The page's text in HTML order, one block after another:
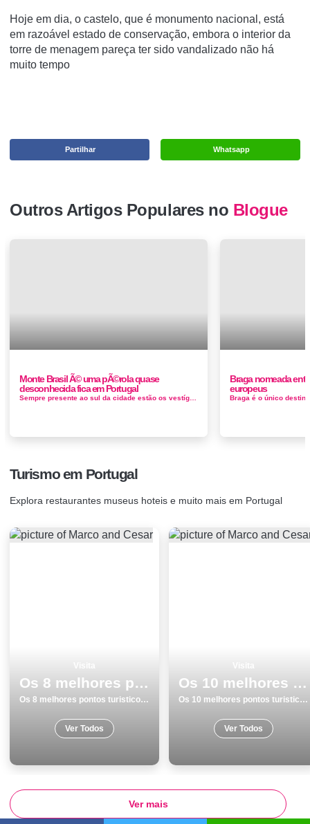
Hoje em dia, o castelo, que é monumento nacional, está
em razoável estado de conservação, embora o interior da
torre de menagem pareça ter sido vandalizado não há
muito tempo
Whatsapp
Partilhar
Outros Artigos Populares no Blogue
Monte Brasil Ã© uma pÃ©rola quase
desconhecida fica em Portugal
Braga nomeada
europeus
Turismo em Portugal
Explora restaurantes museus hoteis e muito mais em Portugal
Os 8 melhores pontos turisticos para visitar em Castro Marim
Os 8 melhores pontos turisticos para visitar em Castro Marim
Ver Todos
Os 10 melhores pontos turisticos para visitar em Viana do Castelo
Os 10 melhores pontos turisticos para visitar em Viana do Castelo
Ver Todos
Ver mais